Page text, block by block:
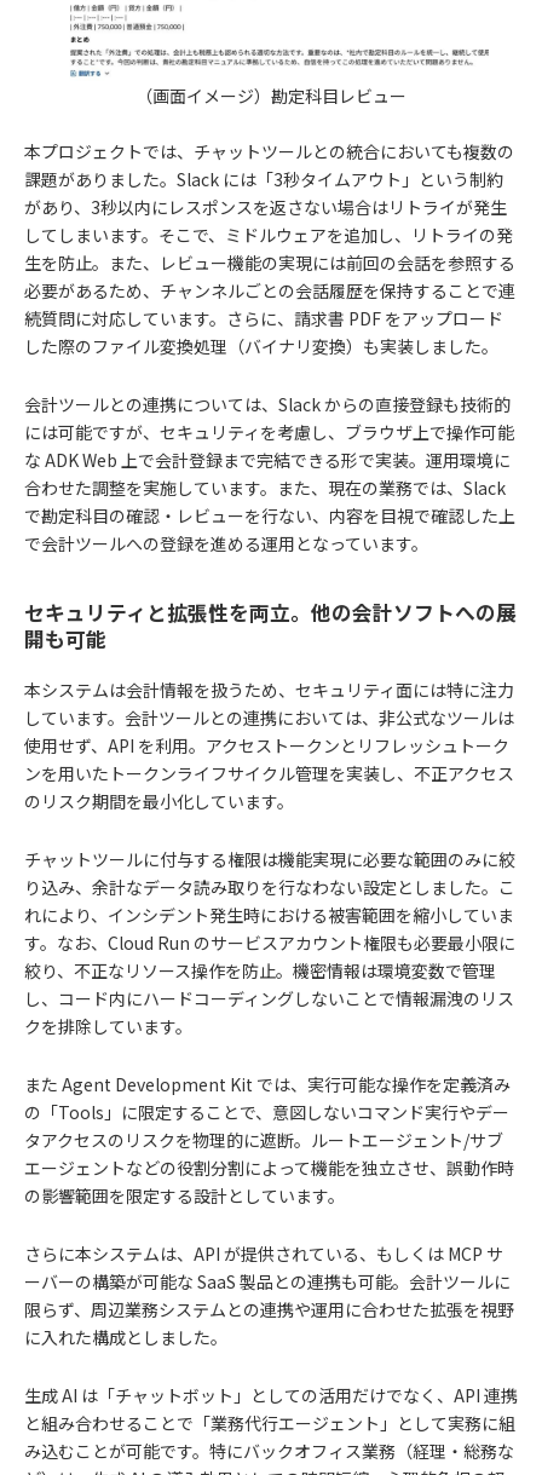
（画面イメージ）勘定科目レビュー
本プロジェクトでは、チャットツールとの統合においても複数の
課題がありました。Slack には「3秒タイムアウト」という制約
があり、3秒以内にレスポンスを返さない場合はリトライが発生
してしまいます。そこで、ミドルウェアを追加し、リトライの発
生を防止。また、レビュー機能の実現には前回の会話を参照する
必要があるため、チャンネルごとの会話履歴を保持することで連
続質問に対応しています。さらに、請求書 PDF をアップロード
した際のファイル変換処理（バイナリ変換）も実装しました。
会計ツールとの連携については、Slack からの直接登録も技術的
には可能ですが、セキュリティを考慮し、ブラウザ上で操作可能
な ADK Web 上で会計登録まで完結できる形で実装。運用環境に
合わせた調整を実施しています。また、現在の業務では、Slack
で勘定科目の確認・レビューを行ない、内容を目視で確認した上
で会計ツールへの登録を進める運用となっています。
セキュリティと拡張性を両立。他の会計ソフトへの展
開も可能
本システムは会計情報を扱うため、セキュリティ面には特に注力
しています。会計ツールとの連携においては、非公式なツールは
使用せず、API を利用。アクセストークンとリフレッシュトーク
ンを用いたトークンライフサイクル管理を実装し、不正アクセス
のリスク期間を最小化しています。
チャットツールに付与する権限は機能実現に必要な範囲のみに絞
り込み、余計なデータ読み取りを行なわない設定としました。こ
れにより、インシデント発生時における被害範囲を縮小していま
す。なお、Cloud Run のサービスアカウント権限も必要最小限に
絞り、不正なリソース操作を防止。機密情報は環境変数で管理
し、コード内にハードコーディングしないことで情報漏洩のリス
クを排除しています。
また Agent Development Kit では、実行可能な操作を定義済み
の「Tools」に限定することで、意図しないコマンド実行やデー
タアクセスのリスクを物理的に遮断。ルートエージェント/サブ
エージェントなどの役割分割によって機能を独立させ、誤動作時
の影響範囲を限定する設計としています。
さらに本システムは、API が提供されている、もしくは MCP サ
ーバーの構築が可能な SaaS 製品との連携も可能。会計ツールに
限らず、周辺業務システムとの連携や運用に合わせた拡張を視野
に入れた構成としました。
生成 AI は「チャットボット」としての活用だけでなく、API 連携
と組み合わせることで「業務代行エージェント」として実務に組
み込むことが可能です。特にバックオフィス業務（経理・総務な